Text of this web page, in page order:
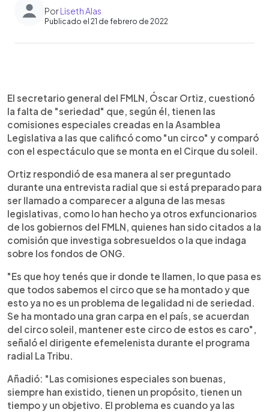
PorLiseth Alas
Publicado el 21 de febrero de 2022
► Escuchar artículo
El secretario general del FMLN, Óscar Ortiz, cuestionó
la falta de "seriedad" que, según él, tienen las
comisiones especiales creadas en la Asamblea
Legislativa a las que calificó como "un circo" y comparó
con el espectáculo que se monta en el Cirque du soleil.
Ortiz respondió de esa manera al ser preguntado
durante una entrevista radial que si está preparado para
ser llamado a comparecer a alguna de las mesas
legislativas, como lo han hecho ya otros exfuncionarios
de los gobiernos del FMLN, quienes han sido citados a la
comisión que investiga sobresueldos o la que indaga
sobre los fondos de ONG.
"Es que hoy tenés que ir donde te llamen, lo que pasa es
que todos sabemos el circo que se ha montado y que
esto ya no es un problema de legalidad ni de seriedad.
Se ha montado una gran carpa en el país, se acuerdan
del circo soleil, mantener este circo de estos es caro",
señaló el dirigente efemelenista durante el programa
radial La Tribu.
Añadió: "Las comisiones especiales son buenas,
siempre han existido, tienen un propósito, tienen un
tiempo y un objetivo. El problema es cuando ya las